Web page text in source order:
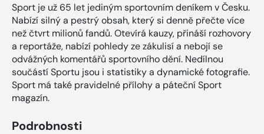
Sport je už 65 let jediným sportovním deníkem v Česku.
Nabízí silný a pestrý obsah, který si denně přečte více
než čtvrt milionů fandů. Otevírá kauzy, přináší rozhovory
a reportáže, nabízí pohledy ze zákulisí a nebojí se
odvážných komentářů sportovního dění. Nedílnou
součástí Sportu jsou i statistiky a dynamické fotografie.
Sport má také pravidelné přílohy a páteční Sport
magazín.
Podrobnosti